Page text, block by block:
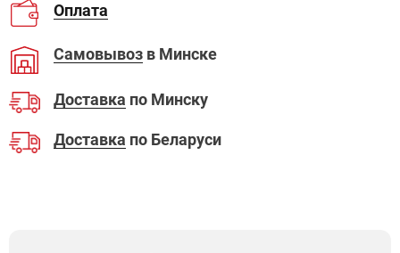
Оплата
Самовывоз в Минске
Доставка по Минску
Доставка по Беларуси